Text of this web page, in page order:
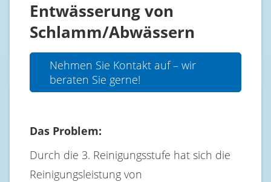
Entwässerung von
Schlamm/Abwässern
Nehmen Sie Kontakt auf – wir
beraten Sie gerne!
Das Problem:
Durch die 3. Reinigungsstufe hat sich die
Reinigungsleistung von